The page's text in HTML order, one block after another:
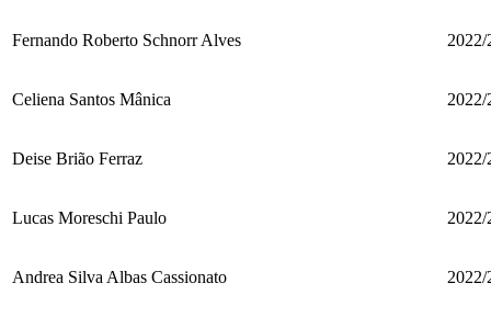
Fernando Roberto Schnorr Alves 2022/
Celiena Santos Mânica 2022/
Deise Brião Ferraz 2022/
Lucas Moreschi Paulo 2022/
Andrea Silva Albas Cassionato 2022/